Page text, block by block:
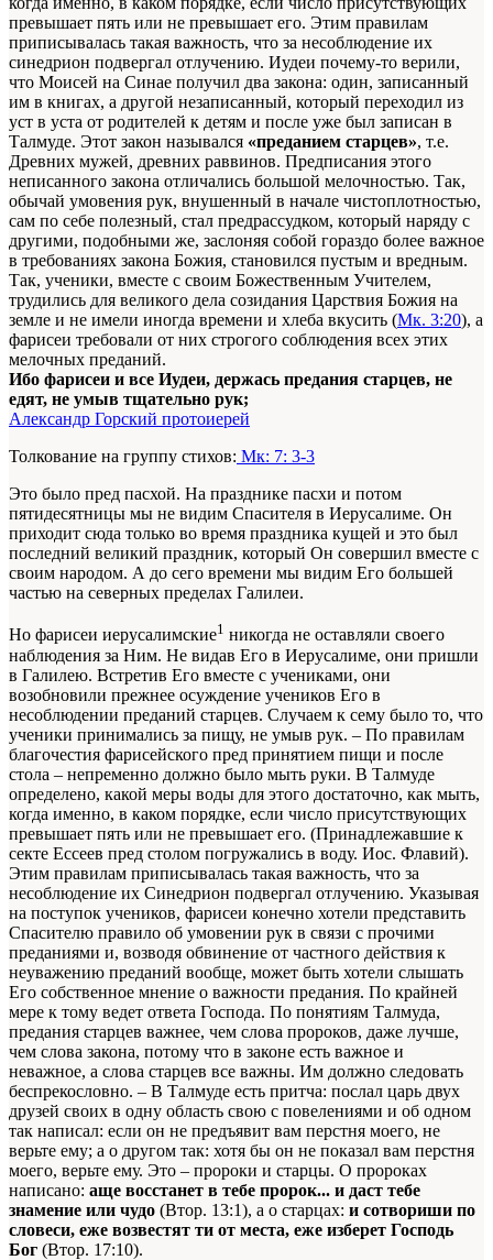
превышает пять или не превышает его. Этим правилам
приписывалась такая важность, что за несоблюдение их
синедрион подвергал отлучению. Иудеи почему-то верили,
что Моисей на Синае получил два закона: один, записанный
им в книгах, а другой незаписанный, который переходил из
уст в уста от родителей к детям и после уже был записан в
Талмуде. Этот закон назывался «преданием старцев», т.е.
Древних мужей, древних раввинов. Предписания этого
неписанного закона отличались большой мелочностью. Так,
обычай умовения рук, внушенный в начале чистоплотностью,
сам по себе полезный, стал предрассудком, который наряду с
другими, подобными же, заслоняя собой гораздо более важное
в требованиях закона Божия, становился пустым и вредным.
Так, ученики, вместе с своим Божественным Учителем,
трудились для великого дела созидания Царствия Божия на
земле и не имели иногда времени и хлеба вкусить (Мк. 3:20), а
фарисеи требовали от них строгого соблюдения всех этих
мелочных преданий.
Ибо фарисеи и все Иудеи, держась предания старцев, не
едят, не умыв тщательно рук;
Александр Горский протоиерей
Толкование на группу стихов: Мк: 7: 3-3
Это было пред пасхой. На празднике пасхи и потом
пятидесятницы мы не видим Спасителя в Иерусалиме. Он
приходит сюда только во время праздника кущей и это был
последний великий праздник, который Он совершил вместе с
своим народом. А до сего времени мы видим Его большей
частью на северных пределах Галилеи.
Но фарисеи иерусалимские1 никогда не оставляли своего
наблюдения за Ним. Не видав Его в Иерусалиме, они пришли
в Галилею. Встретив Его вместе с учениками, они
возобновили прежнее осуждение учеников Его в
несоблюдении преданий старцев. Случаем к сему было то, что
ученики принимались за пищу, не умыв рук. – По правилам
благочестия фарисейского пред принятием пищи и после
стола – непременно должно было мыть руки. В Талмуде
определено, какой меры воды для этого достаточно, как мыть,
когда именно, в каком порядке, если число присутствующих
превышает пять или не превышает его. (Принадлежавшие к
секте Ессеев пред столом погружались в воду. Иос. Флавий).
Этим правилам приписывалась такая важность, что за
несоблюдение их Синедрион подвергал отлучению. Указывая
на поступок учеников, фарисеи конечно хотели представить
Спасителю правило об умовении рук в связи с прочими
преданиями и, возводя обвинение от частного действия к
неуважению преданий вообще, может быть хотели слышать
Его собственное мнение о важности предания. По крайней
мере к тому ведет ответа Господа. По понятиям Талмуда,
предания старцев важнее, чем слова пророков, даже лучше,
чем слова закона, потому что в законе есть важное и
неважное, а слова старцев все важны. Им должно следовать
беспрекословно. – В Талмуде есть притча: послал царь двух
друзей своих в одну область свою с повелениями и об одном
так написал: если он не предъявит вам перстня моего, не
верьте ему; а о другом так: хотя бы он не показал вам перстня
моего, верьте ему. Это – пророки и старцы. О пророках
написано: аще восстанет в тебе пророк... и даст тебе
знамение или чудо (Втор. 13:1), а о старцах: и сотвориши по
словеси, еже возвестят ти от места, еже изберет Господь
Бог (Втор. 17:10).